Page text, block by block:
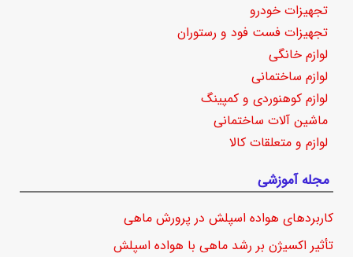
تجهیزات خودرو
تجهیزات فست فود و رستوران
لوازم خانگی
لوازم ساختمانی
لوازم کوهنوردی و کمپینگ
ماشین آلات ساختمانی
لوازم و متعلقات کالا
مجله آموزشی
کاربردهای هواده اسپلش در پرورش ماهی
تأثیر اکسیژن بر رشد ماهی با هواده اسپلش